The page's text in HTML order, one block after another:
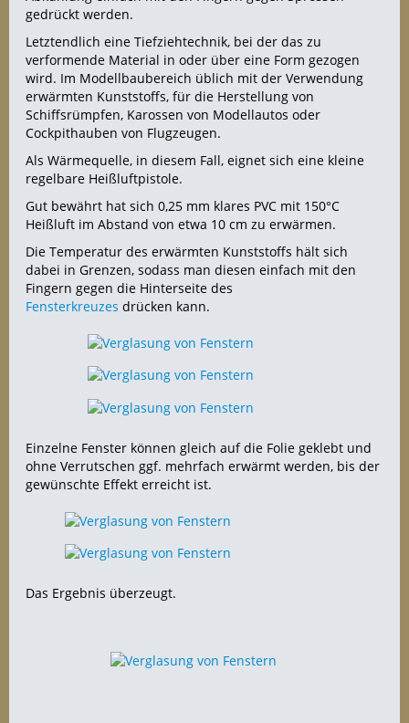
gedrückt werden.
Letztendlich eine Tiefziehtechnik, bei der das zu
verformende Material in oder über eine Form gezogen
wird. Im Modellbaubereich üblich mit der Verwendung
erwärmten Kunststoffs, für die Herstellung von
Schiffsrümpfen, Karossen von Modellautos oder
Cockpithauben von Flugzeugen.
Als Wärmequelle, in diesem Fall, eignet sich eine kleine
regelbare Heißluftpistole.
Gut bewährt hat sich 0,25 mm klares PVC mit 150°C
Heißluft im Abstand von etwa 10 cm zu erwärmen.
Die Temperatur des erwärmten Kunststoffs hält sich
dabei in Grenzen, sodass man diesen einfach mit den
Fingern gegen die Hinterseite des
Fensterkreuzes drücken kann.
Einzelne Fenster können gleich auf die Folie geklebt und
ohne Verrutschen ggf. mehrfach erwärmt werden, bis der
gewünschte Effekt erreicht ist.
Das Ergebnis überzeugt.